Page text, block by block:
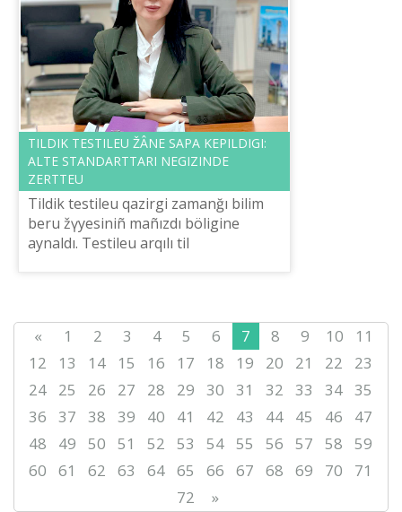
TІLDІK TESTІLEU ŽÂNE SAPA KEPІLDІGІ:
ALTE STANDARTTARI NEGІZІNDE
ZERTTEU
Tіldіk testіleu qazіrgі zamanğı bіlіm
beru žүyesіnіñ mañızdı bölіgіne
aynaldı. Testіleu arqılı tіl
« 1 2 3 4 5 6 7 8 9 10
11
12
13 14 15 16 17 18 19 20 21 22
23
24
25 26 27 28 29 30 31 32 33 34 35
36
37 38 39 40 41 42 43 44 45 46
47
48
49 50 51 52 53 54 55 56 57 58
59
60
61 62 63 64 65 66 67 68 69 70
71
72
»